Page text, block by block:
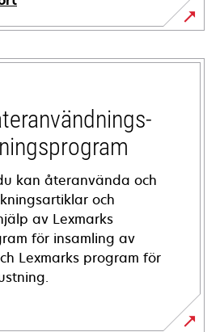
kan återanvända och
och
av Lexmarks
för insamling av
Lexmarks program för